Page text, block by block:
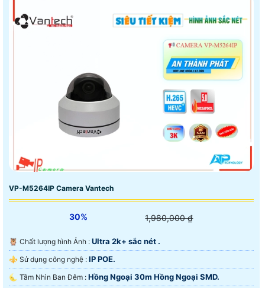
VP-M5264IP Camera Vantech
30% 1,980,000 ₫
🦉 Chất lượng hình Ảnh : Ultra 2k+ sắc nét .
⚜️ Sử dụng công nghệ : IP POE.
🌜 Tầm Nhìn Ban Đêm : Hồng Ngoại 30m Hồng Ngoại SMD.